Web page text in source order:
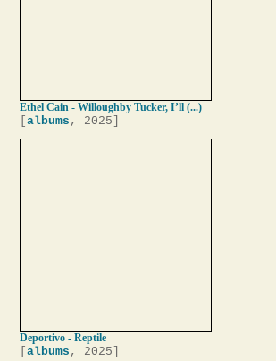
Ethel Cain - Willoughby Tucker, I’ll (...)
albums , 2025]
Deportivo - Reptile
albums , 2025]